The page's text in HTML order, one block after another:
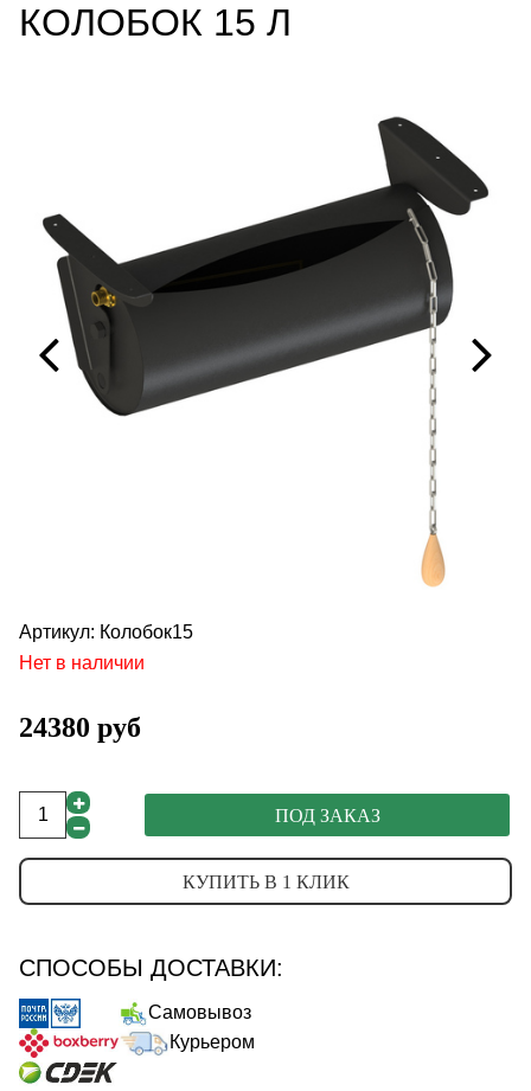
КОЛОБОК 15 Л
Артикул: Колобок15
Нет в наличии
24380 руб
ПОД ЗАКАЗ
КУПИТЬ В 1 КЛИК
СПОСОБЫ ДОСТАВКИ:
Самовывоз
Курьером